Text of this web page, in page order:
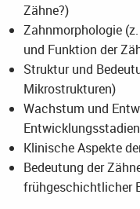
Zähne?)
Zahnmorphologie
und Funktion der
Struktur und
Mikrostrukturen)
Wachstum und
Klinische Aspekte
Bedeutung der
frühgeschichtlicher